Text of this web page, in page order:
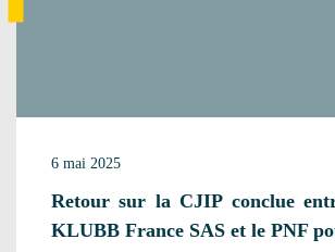
6 mai 2025
Retour sur la CJIP conclue
KLUBB France SAS et le PNF